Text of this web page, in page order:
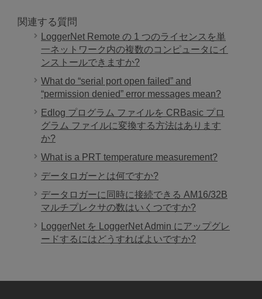
関連する質問
LoggerNet Remote の 1 つのライセンスを単
一ネットワーク内の複数のコンピュータにイ
ンストールできますか?
What do “serial port open failed” and
“permission denied” error messages mean?
Edlog プログラム ファイルを CRBasic プロ
グラム ファイルに変換する方法はあります
か?
What is a PRT temperature measurement?
データロガーとは何ですか?
データロガーに同時に接続できる AM16/32B
マルチプレクサの数はいくつですか?
LoggerNet を LoggerNet Admin にアップグレ
ードするにはどうすればよいですか?